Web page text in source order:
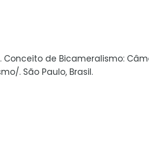
Conceito de Bicameralismo:
. São Paulo, Brasil.